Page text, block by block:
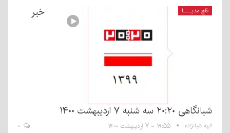
قاچ مدیــــا خبر
شبانگاهی ٢۰:٢٠ ‌سه شنبه ۷ اردیبهشت ۱۴۰۰
الهه شبانزاده ۱۹:۵۵ - ۷ اردیبهشت ۱۴۰۰